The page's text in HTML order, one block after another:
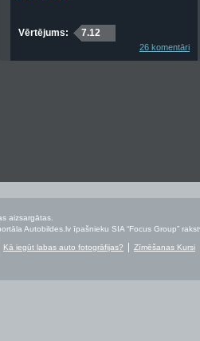
Vērtējums: 7.12
26 komentāri
aizsargātas.
Autobildes.lv īpašnieku SIA “Focus Group”
Kā iegūt labas auto fotogrāfijas? Zīmēšanas Kursi